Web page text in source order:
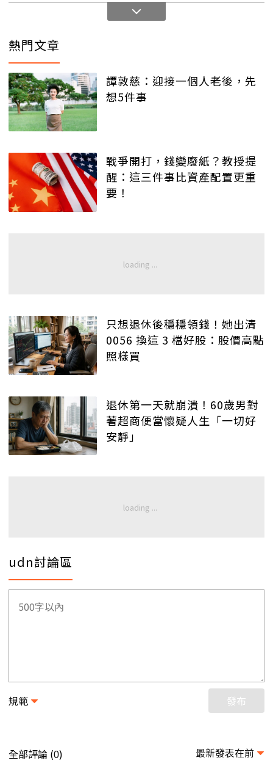
熱門文章
譚敦慈：迎接一個人老後，先
想5件事
戰爭開打，錢變廢紙？教授提
醒：這三件事比資產配置更重
要！
只想退休後穩穩領錢！她出清
0056 換這 3 檔好股：股價高點
照樣買
退休第一天就崩潰！60歲男對
著超商便當懷疑人生「一切好
安靜」
udn討論區
規範 發布
全部評論 (0) 最新發表在前